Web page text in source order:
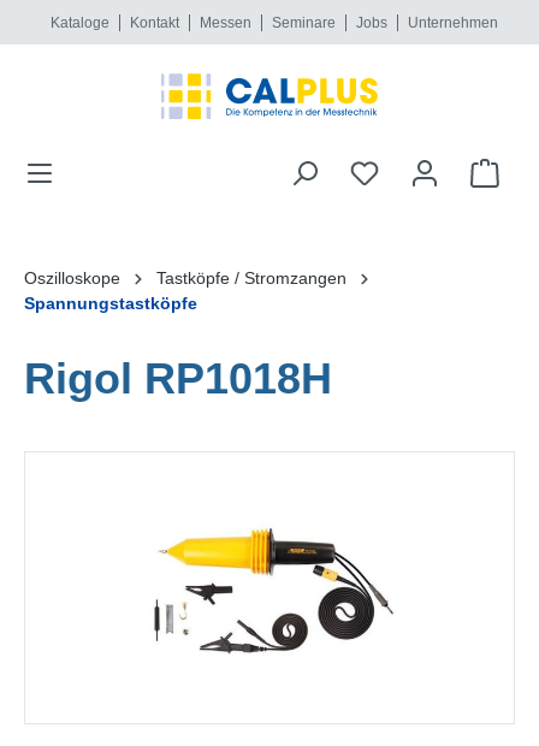
springen
Kataloge Kontakt Messen Seminare Jobs Unternehmen
Oszilloskope
Tastköpfe / Stromzangen
Spannungstastköpfe
Rigol RP1018H